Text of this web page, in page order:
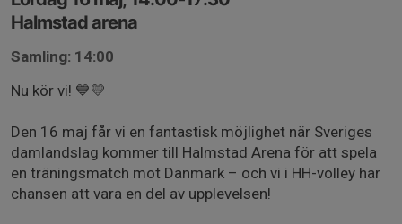
Halmstad arena
Samling: 14:00
Nu kör vi! 💙💛
Den 16 maj får vi en fantastisk möjlighet när Sveriges
damlandslag kommer till Halmstad Arena för att spela
en träningsmatch mot Danmark – och vi i HH-volley har
chansen att vara en del av upplevelsen!